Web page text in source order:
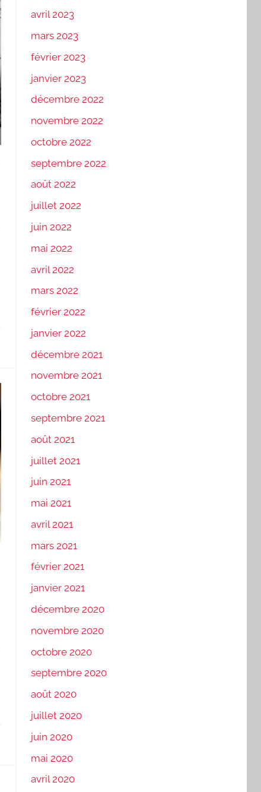
avril 2023
mars 2023
février 2023
janvier 2023
décembre 2022
novembre 2022
octobre 2022
septembre 2022
août 2022
juillet 2022
juin 2022
mai 2022
avril 2022
mars 2022
février 2022
janvier 2022
décembre 2021
novembre 2021
octobre 2021
septembre 2021
août 2021
juillet 2021
juin 2021
mai 2021
avril 2021
mars 2021
février 2021
janvier 2021
décembre 2020
novembre 2020
octobre 2020
septembre 2020
août 2020
juillet 2020
juin 2020
mai 2020
avril 2020